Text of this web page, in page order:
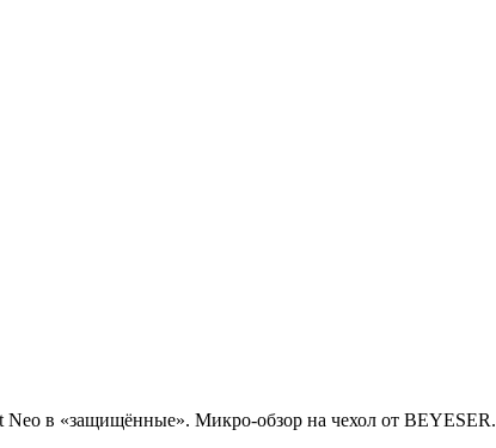
в «защищённые». Микро-обзор на чехол от BEYESER.